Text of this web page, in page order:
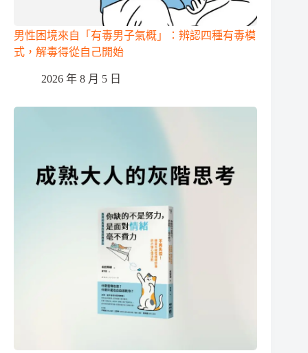
男性困境來自「有毒男子氣概」：辨認四種有毒模
式，解毒得從自己開始
2026 年 8 月 5 日